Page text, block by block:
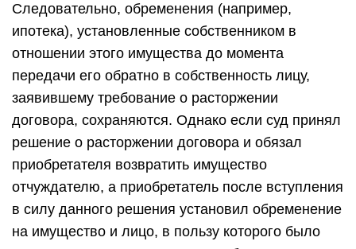
Следовательно, обременения (например,
ипотека), установленные собственником в
отношении этого имущества до момента
передачи его обратно в собственность лицу,
заявившему требование о расторжении
договора, сохраняются. Однако если суд принял
решение о расторжении договора и обязал
приобретателя возвратить имущество
отчуждателю, а приобретатель после вступления
в силу данного решения установил обременение
на имущество и лицо, в пользу которого было